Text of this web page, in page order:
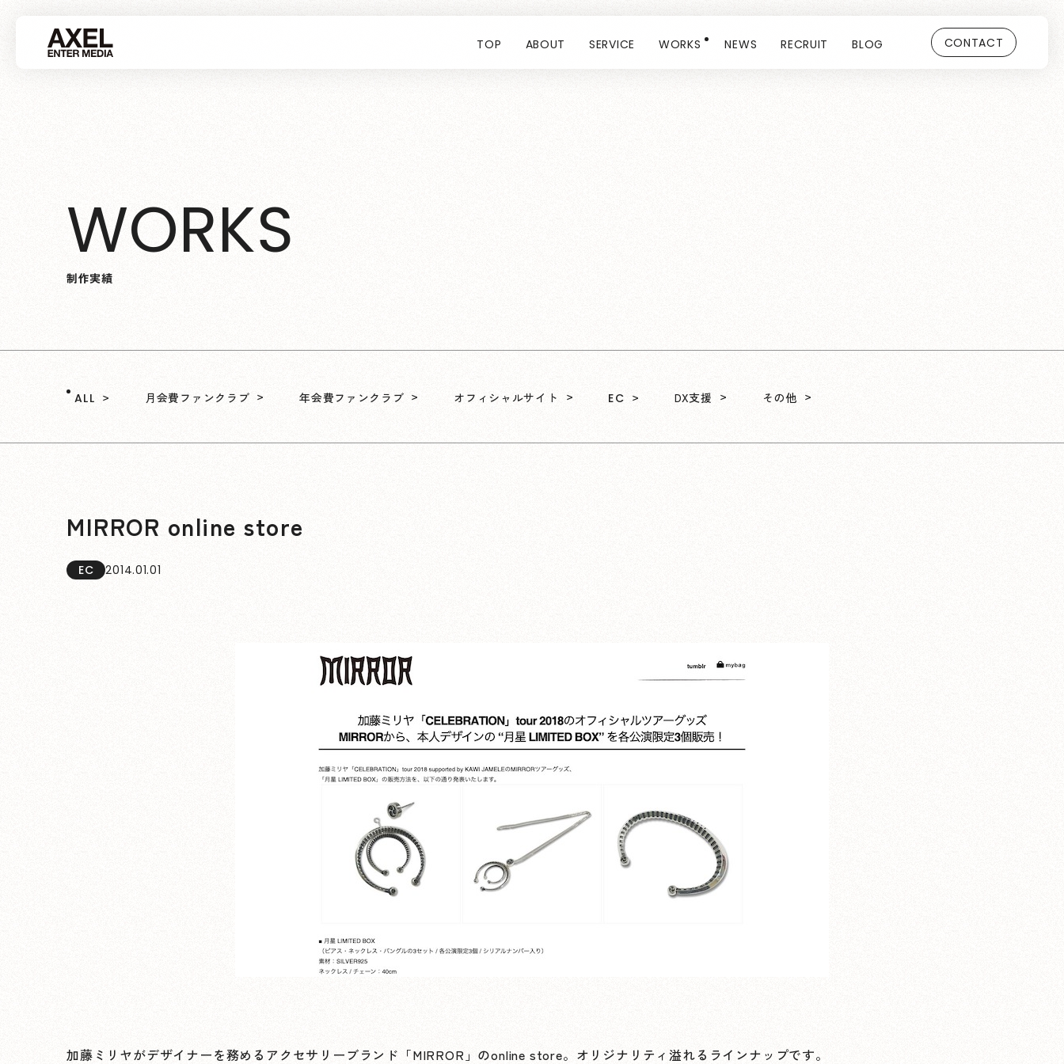
TOP ABOUT SERVICE WORKS NEWS RECRUIT BLOG CONTACT
WORKS
制作実績
ALL 月会費ファンクラブ 年会費ファンクラブ オフィシャルサイト EC DX支援 その他
MIRROR online store
EC 2014.01.01
加藤ミリヤがデザイナーを務めるアクセサリーブランド「MIRROR」のonline store。オリジナリティ溢れるラインナップです。